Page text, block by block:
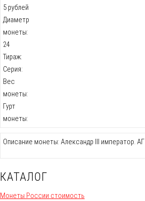
5 рублей
Диаметр
монеты:
24
Тираж:
Серия:
Вес
монеты:
Гурт
монеты:
Описание монеты: Александр III император. АГ
КАТАЛОГ
Монеты России стоимость